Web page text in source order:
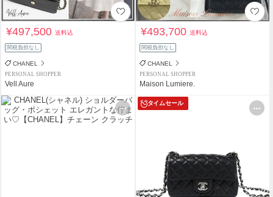
¥497,500送料込
関税負担なし
CHANEL
PERSONAL SHOPPER
Vell Aure
¥493,700送料込
関税負担なし
CHANEL
PERSONAL SHOPPER
Maison Lumiere.
タイムセール